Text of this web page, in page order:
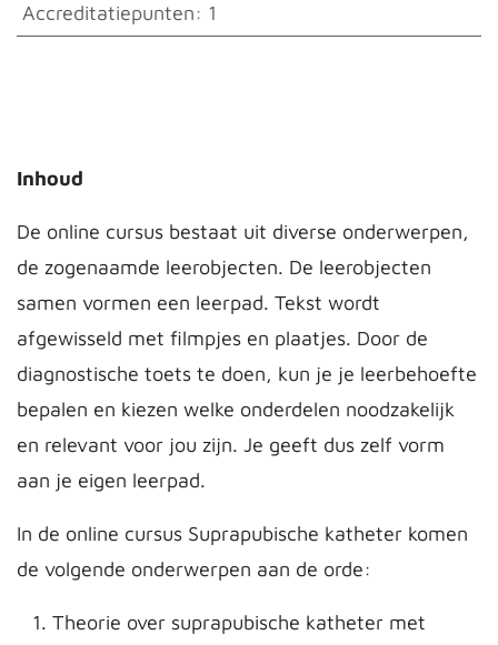
Accreditatiepunten: 1
Inhoud
De online cursus bestaat uit diverse onderwerpen,
de zogenaamde leerobjecten. De leerobjecten
samen vormen een leerpad. Tekst wordt
afgewisseld met filmpjes en plaatjes. Door de
diagnostische toets te doen, kun je je leerbehoefte
bepalen en kiezen welke onderdelen noodzakelijk
en relevant voor jou zijn. Je geeft dus zelf vorm
aan je eigen leerpad.
In de online cursus Suprapubische katheter komen
de volgende onderwerpen aan de orde:
Theorie over suprapubische katheter met